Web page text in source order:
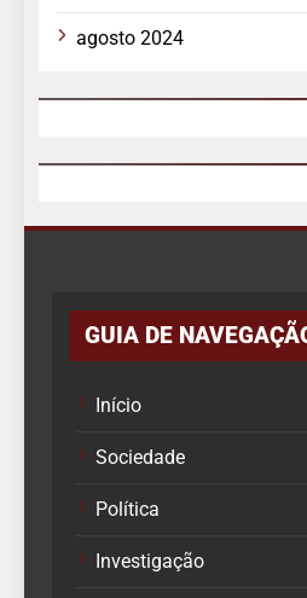
agosto 2024
GUIA DE
Início
Sociedade
Política
Investigação